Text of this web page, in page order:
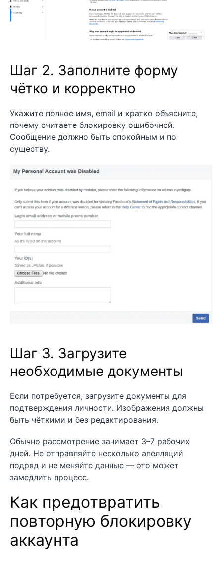
Шаг 2. Заполните форму
чётко и корректно
Укажите полное имя, email и кратко объясните,
почему считаете блокировку ошибочной.
Сообщение должно быть спокойным и по
существу.
Шаг 3. Загрузите
необходимые документы
Если потребуется, загрузите документы для
подтверждения личности. Изображения должны
быть чёткими и без редактирования.
Обычно рассмотрение занимает 3–7 рабочих
дней. Не отправляйте несколько апелляций
подряд и не меняйте данные — это может
замедлить процесс.
Как предотвратить
повторную блокировку
аккаунта